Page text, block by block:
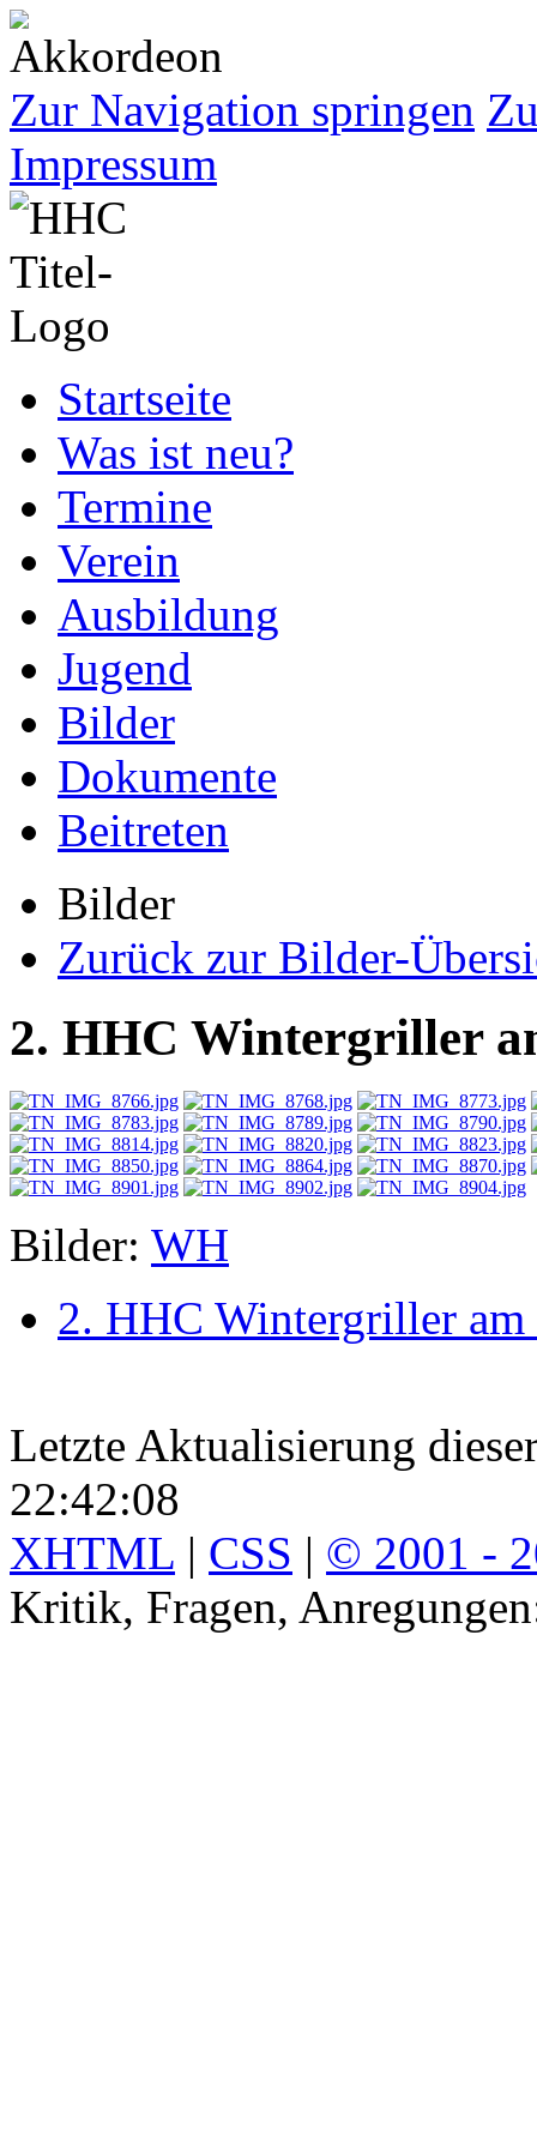
Zur Navigation springen
Impressum
Startseite
Was ist neu?
Termine
Verein
Ausbildung
Jugend
Bilder
Dokumente
Beitreten
Bilder
Zurück zur Bilder-
2. HHC Wintergriller
Bilder: WH
2. HHC Wintergriller
Letzte Aktualisierung
22:42:08
XHTML | CSS | © 2001 -
Kritik, Fragen,